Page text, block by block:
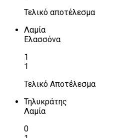
Τελικό αποτέλεσμα
Λαμία
Ελασσόνα
1
1
Τελικό Αποτέλεσμα
Τηλυκράτης
Λαμία
0